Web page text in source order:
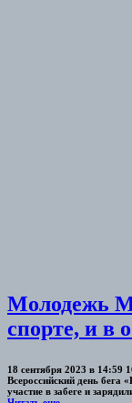
Молодежь
спорте, и в
18 сентября 2023 в 14:59
Всероссийский день бега
участие в забеге и